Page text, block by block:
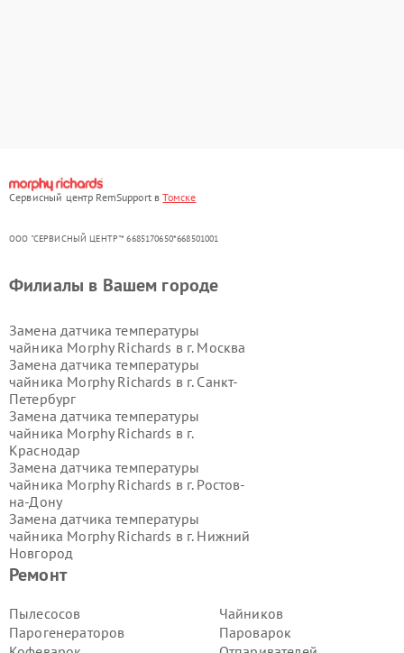
Сервисный центр RemSupport вТомске
ООО "СЕРВИСНЫЙ ЦЕНТР"* 6685170650*668501001
Ремонт
Пылесосов
Парогенераторов
Чайников
Пароварок
Филиалы в Вашем городе
Замена датчика температуры
чайника Morphy Richards в г. Москва
Замена датчика температуры
чайника Morphy Richards в г. Санкт-
Петербург
Замена датчика температуры
чайника Morphy Richards в г.
Краснодар
Замена датчика температуры
чайника Morphy Richards в г. Ростов-
на-Дону
Замена датчика температуры
чайника Morphy Richards в г. Нижний
Новгород
Замена датчика температуры
чайника Morphy Richards в г.
Замена датчика температуры
чайника Morphy Richards в г.